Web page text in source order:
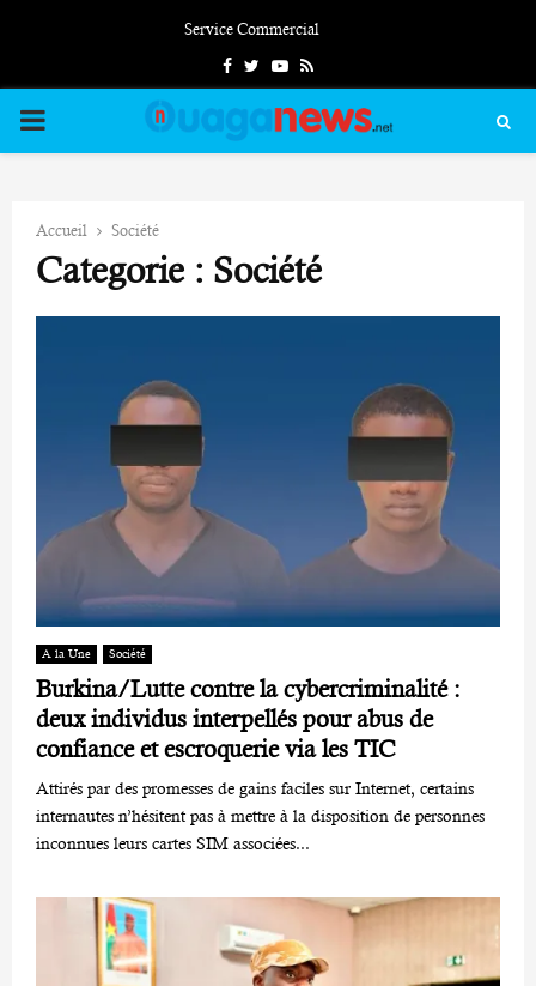
Service Commercial
FacebookTwitterYoutube
Rss
PRIMARY
Accueil Société
Categorie : Société
A la Une Société
Burkina/Lutte contre la cybercriminalité :
deux individus interpellés pour abus de
confiance et escroquerie via les TIC
Attirés par des promesses de gains faciles sur Internet, certains
internautes n’hésitent pas à mettre à la disposition de personnes
inconnues leurs cartes SIM associées...